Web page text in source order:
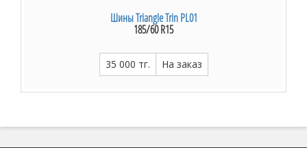
Шины Triangle Trin PL01
185/60 R15
35 000 тг. На заказ